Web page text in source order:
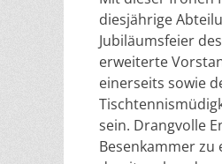
diesjährige
Jubiläumsfeier
erweiterte
einerseits sowie
sein. Drangvolle
Besenkammer zu